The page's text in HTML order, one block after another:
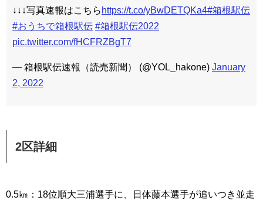
↓↓↓写真速報はこちら https://t.co/yBwDETQKa4#箱根駅伝
#おうちで箱根駅伝 #箱根駅伝2022
pic.twitter.com/fHCFRZBgT7
— 箱根駅伝速報（読売新聞） (@YOL_hakone) January
2, 2022
2区詳細
0.5㎞：18位順大三浦選手に、日体藤本選手が追いつき並走